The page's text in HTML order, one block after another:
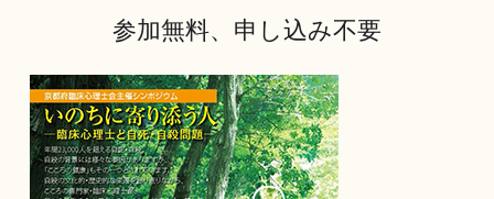
参加無料、申し込み不要